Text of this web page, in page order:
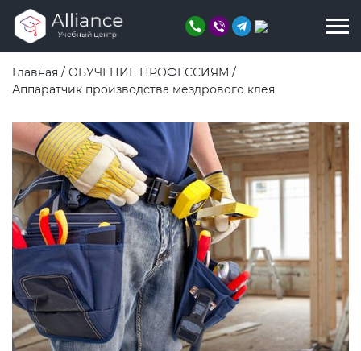
Главная / ОБУЧЕНИЕ ПРОФЕССИЯМ /
Аппаратчик производства мездрового клея